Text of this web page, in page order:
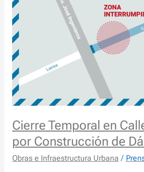
Cierre Temporal en
por Construcción de
Obras e Infraestructura Urbana /